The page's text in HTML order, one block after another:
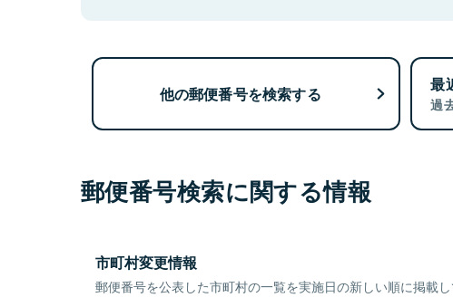
他の郵便番号を検索する 最
過
郵便番号検索に関する情報
市町村変更情報
郵便番号を公表した市町村の一覧を実施日の新しい順に掲載し